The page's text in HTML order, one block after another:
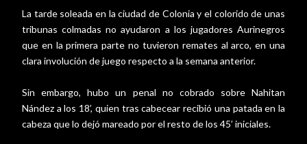
La tarde soleada en la ciudad de Colonia y el colorido de unas
tribunas colmadas no ayudaron a los jugadores Aurinegros
que en la primera parte no tuvieron remates al arco, en una
clara involución de juego respecto a la semana anterior.
Sin embargo, hubo un penal no cobrado sobre Nahitan
Nández a los 18’, quien tras cabecear recibió una patada en la
cabeza que lo dejó mareado por el resto de los 45’ iniciales.